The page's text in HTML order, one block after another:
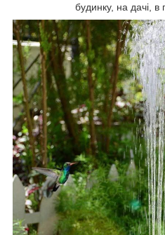
будинку, на дачі, в